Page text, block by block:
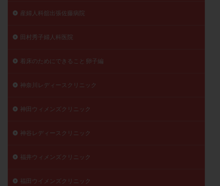
産婦人科舘出張佐藤病院
田村秀子婦人科医院
着床のためにできること 卵子編
神奈川レディースクリニック
神田ウィメンズクリニック
神谷レディースクリニック
福井ウィメンズクリニック
福田ウイメンズクリニック